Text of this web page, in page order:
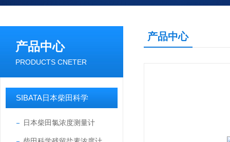
产品中心
PRODUCTS CNETER
SIBATA日本柴田科学
日本柴田氯浓度测量计
产品中心